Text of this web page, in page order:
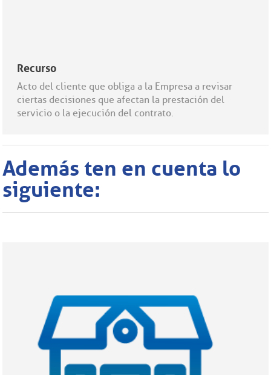
Recurso
Acto del cliente que obliga a la Empresa a revisar
ciertas decisiones que afectan la prestación del
servicio o la ejecución del contrato.
Además ten en cuenta lo
siguiente: